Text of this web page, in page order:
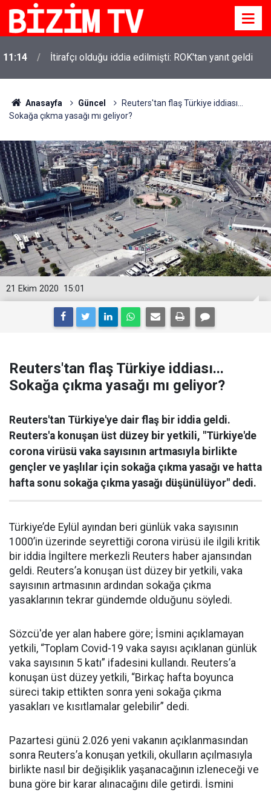
11:14 İtirafçı olduğu iddia edilmişti: ROK'tan yanıt geldi
Anasayfa Güncel
Reuters'tan flaş Türkiye iddiası...
Sokağa çıkma yasağı mı geliyor?
15:01
21 Ekim 2020
Reuters'tan flaş Türkiye iddiası...
Sokağa çıkma yasağı mı geliyor?
Reuters'tan Türkiye'ye dair flaş bir iddia geldi.
Reuters'a konuşan üst düzey bir yetkili, "Türkiye'de
corona virüsü vaka sayısının artmasıyla birlikte
gençler ve yaşlılar için sokağa çıkma yasağı ve hatta
hafta sonu sokağa çıkma yasağı düşünülüyor" dedi.
Türkiye’de Eylül ayından beri günlük vaka sayısının
1000’in üzerinde seyrettiği corona virüsü ile ilgili kritik
bir iddia İngiltere merkezli Reuters haber ajansından
geldi. Reuters’a konuşan üst düzey bir yetkili, vaka
sayısının artmasının ardından sokağa çıkma
yasaklarının tekrar gündemde olduğunu söyledi.
Sözcü'de yer alan habere göre; İsmini açıklamayan
yetkili, “Toplam Covid-19 vaka sayısı açıklanan günlük
vaka sayısının 5 katı” ifadesini kullandı. Reuters’a
konuşan üst düzey yetkili, “Birkaç hafta boyunca
süreci takip ettikten sonra yeni sokağa çıkma
yasakları ve kısıtlamalar gelebilir” dedi.
Pazartesi günü 2.026 yeni vakanın açıklanmasından
sonra Reuters’a konuşan yetkili, okulların açılmasıyla
birlikte nasıl bir değişiklik yaşanacağının izleneceği ve
buna göre bir karar alınacağını dile getirdi. İsmini